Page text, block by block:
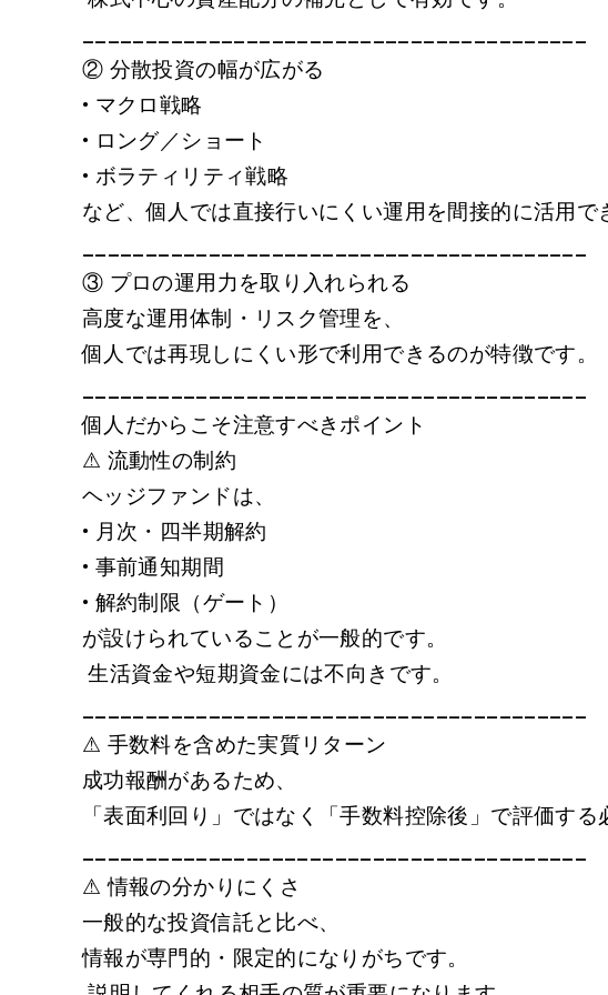
② 分散投資の幅が広がる
• マクロ戦略
• ロング／ショート
• ボラティリティ戦略
など、個人では直接行いにくい運用を間接的に活用で
③ プロの運用力を取り入れられる
高度な運用体制・リスク管理を、
個人では再現しにくい形で利用できるのが特徴です。
個人だからこそ注意すべきポイント
⚠ 流動性の制約
ヘッジファンドは、
• 月次・四半期解約
• 事前通知期間
• 解約制限（ゲート）
が設けられていることが一般的です。
生活資金や短期資金には不向きです。
⚠ 手数料を含めた実質リターン
成功報酬があるため、
「表面利回り」ではなく「手数料控除後」で評価する
⚠ 情報の分かりにくさ
一般的な投資信託と比べ、
情報が専門的・限定的になりがちです。